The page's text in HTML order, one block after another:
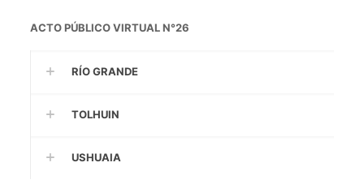
ACTO PÚBLICO VIRTUAL N°26
RÍO GRANDE
TOLHUIN
USHUAIA